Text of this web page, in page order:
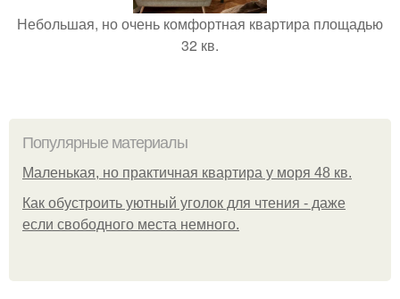
Небольшая, но очень комфортная квартира площадью
32 кв.
Популярные материалы
Маленькая, но практичная квартира у моря 48 кв.
Как обустроить уютный уголок для чтения - даже
если свободного места немного.